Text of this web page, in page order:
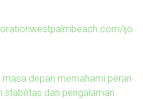
ijo
depan memahami peran
stabilitas dan pengalaman